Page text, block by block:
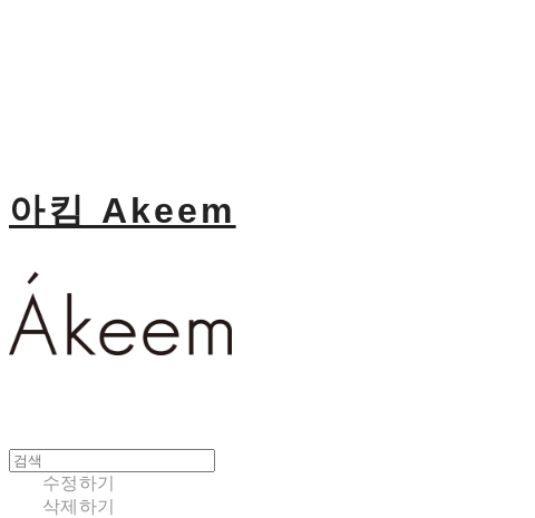
아킴 Akeem
수정하기
삭제하기